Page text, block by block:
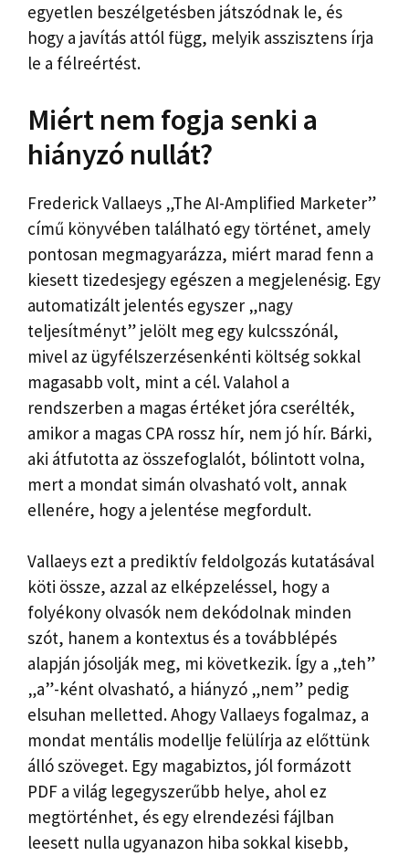
egyetlen beszélgetésben játszódnak le, és
hogy a javítás attól függ, melyik asszisztens írja
le a félreértést.
Miért nem fogja senki a
hiányzó nullát?
Frederick Vallaeys „The AI-Amplified Marketer”
című könyvében található egy történet, amely
pontosan megmagyarázza, miért marad fenn a
kiesett tizedesjegy egészen a megjelenésig. Egy
automatizált jelentés egyszer „nagy
teljesítményt” jelölt meg egy kulcsszónál,
mivel az ügyfélszerzésenkénti költség sokkal
magasabb volt, mint a cél. Valahol a
rendszerben a magas értéket jóra cserélték,
amikor a magas CPA rossz hír, nem jó hír. Bárki,
aki átfutotta az összefoglalót, bólintott volna,
mert a mondat simán olvasható volt, annak
ellenére, hogy a jelentése megfordult.
Vallaeys ezt a prediktív feldolgozás kutatásával
köti össze, azzal az elképzeléssel, hogy a
folyékony olvasók nem dekódolnak minden
szót, hanem a kontextus és a továbblépés
alapján jósolják meg, mi következik. Így a „teh”
„a”-ként olvasható, a hiányzó „nem” pedig
elsuhan melletted. Ahogy Vallaeys fogalmaz, a
mondat mentális modellje felülírja az előttünk
álló szöveget. Egy magabiztos, jól formázott
PDF a világ legegyszerűbb helye, ahol ez
megtörténhet, és egy elrendezési fájlban
leesett nulla ugyanazon hiba sokkal kisebb,